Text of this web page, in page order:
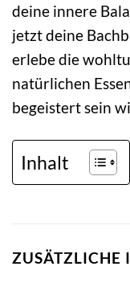
deine innere
jetzt deine
erlebe die
natürlichen
begeistert sein
Inhalt
ZUSÄTZLICHE